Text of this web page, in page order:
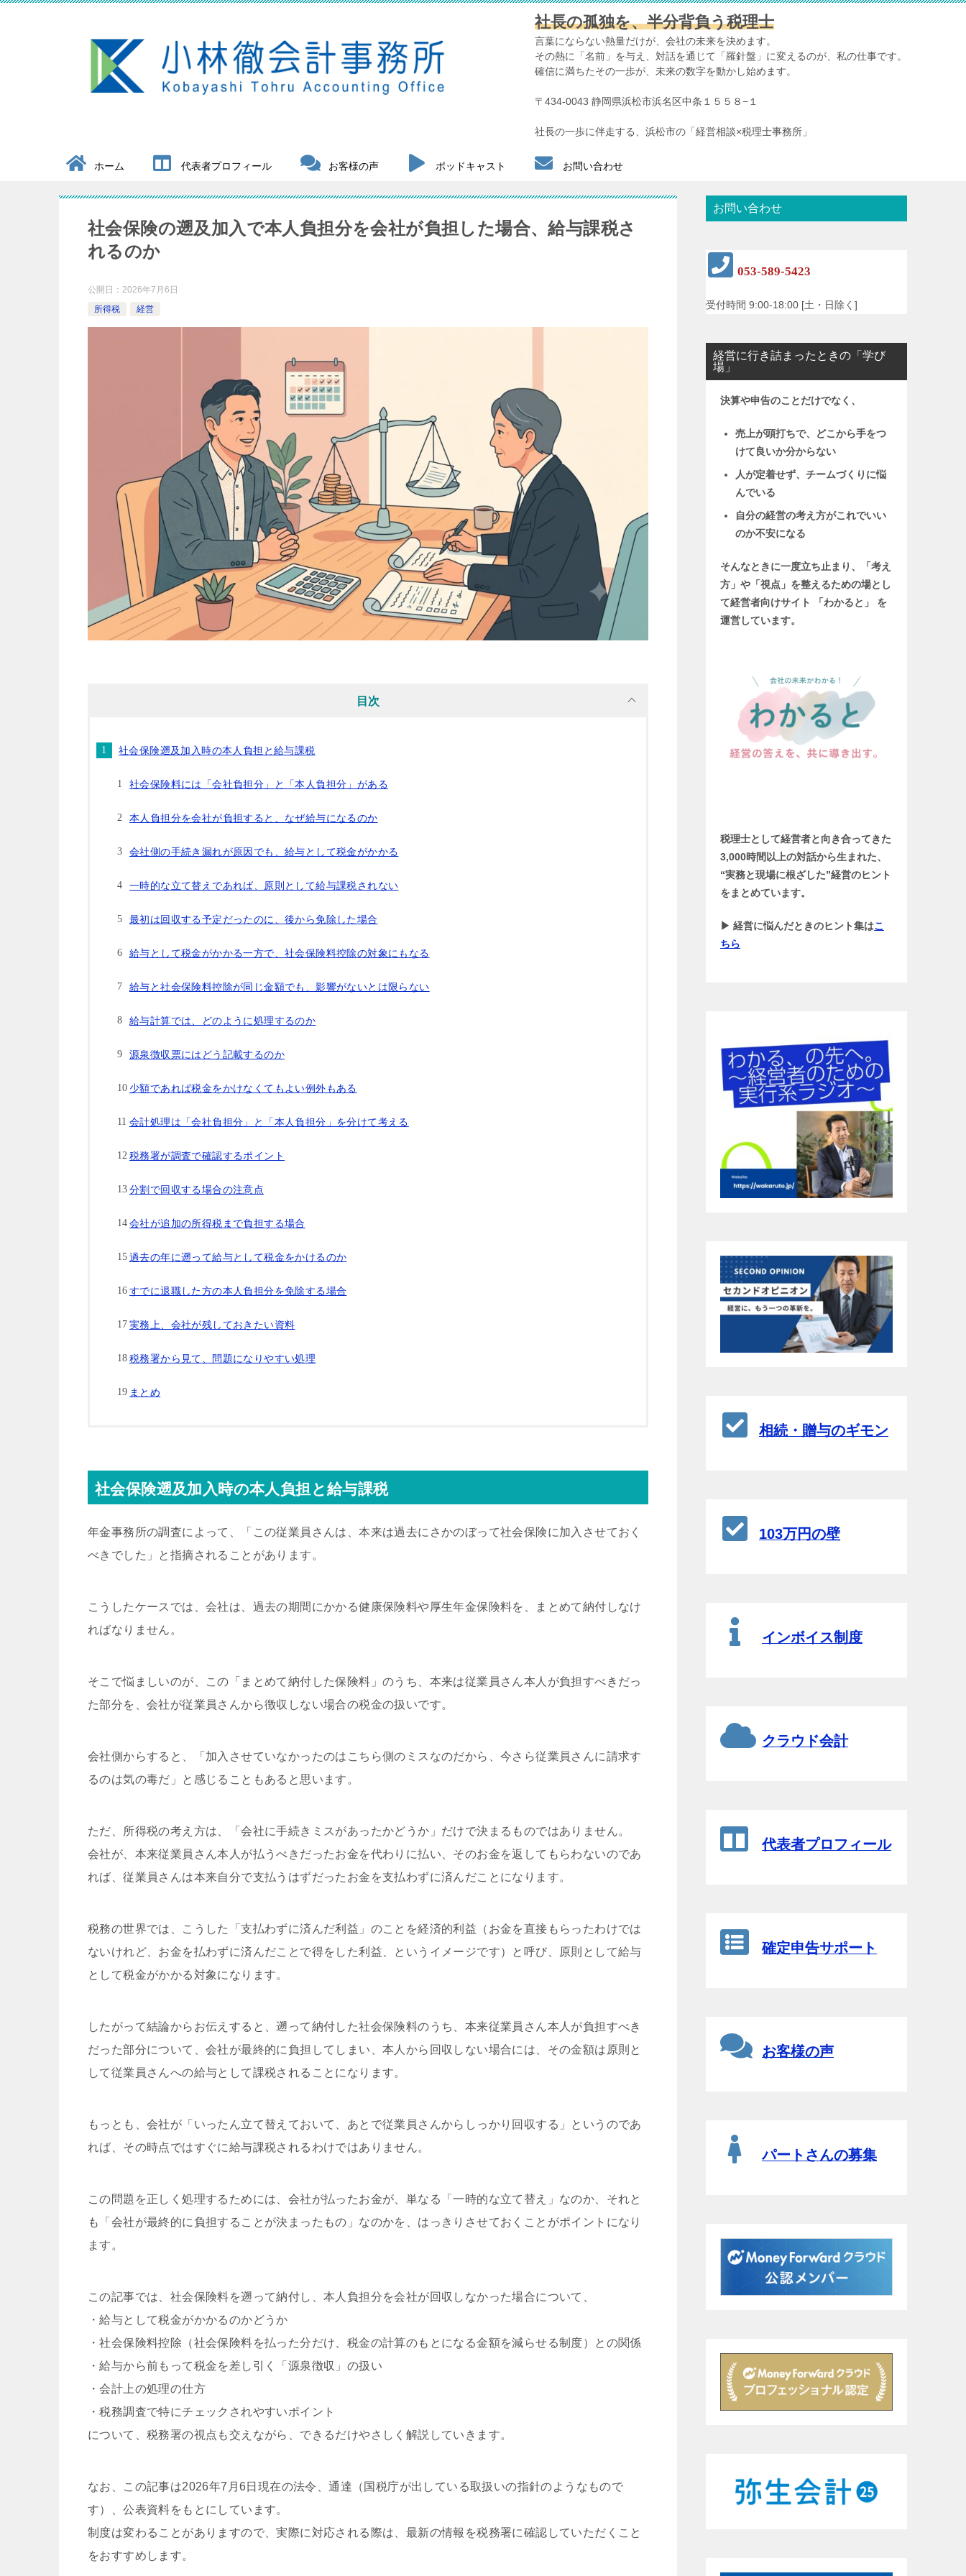
社長の孤独を、半分背負う税理士
言葉にならない熱量だけが、会社の未来を決めます。
その熱に「名前」を与え、対話を通じて「羅針盤」に変えるのが、私の仕事です。
確信に満ちたその一歩が、未来の数字を動かし始めます。
〒434-0043 静岡県浜松市浜名区中条１５５８−１
社長の一歩に伴走する、浜松市の「経営相談×税理士事務所」
ホーム 代表者プロフィール お客様の声 ポッドキャスト お問い合わせ
社会保険の遡及加入で本人負担分を会社が負担した場合、給与課税さ
れるのか
公開日： 2026年7月6日
所得税
経営
目次
社会保険遡及加入時の本人負担と給与課税
社会保険料には「会社負担分」と「本人負担分」がある
本人負担分を会社が負担すると、なぜ給与になるのか
会社側の手続き漏れが原因でも、給与として税金がかかる
一時的な立て替えであれば、原則として給与課税されない
最初は回収する予定だったのに、後から免除した場合
給与として税金がかかる一方で、社会保険料控除の対象にもなる
給与と社会保険料控除が同じ金額でも、影響がないとは限らない
給与計算では、どのように処理するのか
源泉徴収票にはどう記載するのか
少額であれば税金をかけなくてもよい例外もある
会計処理は「会社負担分」と「本人負担分」を分けて考える
税務署が調査で確認するポイント
分割で回収する場合の注意点
会社が追加の所得税まで負担する場合
過去の年に遡って給与として税金をかけるのか
すでに退職した方の本人負担分を免除する場合
実務上、会社が残しておきたい資料
税務署から見て、問題になりやすい処理
まとめ
社会保険遡及加入時の本人負担と給与課税
年金事務所の調査によって、「この従業員さんは、本来は過去にさかのぼって社会保険に加入させておく
べきでした」と指摘されることがあります。
こうしたケースでは、会社は、過去の期間にかかる健康保険料や厚生年金保険料を、まとめて納付しなけ
ればなりません。
そこで悩ましいのが、この「まとめて納付した保険料」のうち、本来は従業員さん本人が負担すべきだっ
た部分を、会社が従業員さんから徴収しない場合の税金の扱いです。
会社側からすると、「加入させていなかったのはこちら側のミスなのだから、今さら従業員さんに請求す
るのは気の毒だ」と感じることもあると思います。
ただ、所得税の考え方は、「会社に手続きミスがあったかどうか」だけで決まるものではありません。
会社が、本来従業員さん本人が払うべきだったお金を代わりに払い、そのお金を返してもらわないのであ
れば、従業員さんは本来自分で支払うはずだったお金を支払わずに済んだことになります。
税務の世界では、こうした「支払わずに済んだ利益」のことを経済的利益（お金を直接もらったわけでは
ないけれど、お金を払わずに済んだことで得をした利益、というイメージです）と呼び、原則として給与
として税金がかかる対象になります。
したがって結論からお伝えすると、遡って納付した社会保険料のうち、本来従業員さん本人が負担すべき
だった部分について、会社が最終的に負担してしまい、本人から回収しない場合には、その金額は原則と
して従業員さんへの給与として課税されることになります。
もっとも、会社が「いったん立て替えておいて、あとで従業員さんからしっかり回収する」というのであ
れば、その時点ではすぐに給与課税されるわけではありません。
この問題を正しく処理するためには、会社が払ったお金が、単なる「一時的な立て替え」なのか、それと
も「会社が最終的に負担することが決まったもの」なのかを、はっきりさせておくことがポイントになり
ます。
この記事では、社会保険料を遡って納付し、本人負担分を会社が回収しなかった場合について、
・給与として税金がかかるのかどうか
・社会保険料控除（社会保険料を払った分だけ、税金の計算のもとになる金額を減らせる制度）との関係
・給与から前もって税金を差し引く「源泉徴収」の扱い
・会計上の処理の仕方
・税務調査で特にチェックされやすいポイント
について、税務署の視点も交えながら、できるだけやさしく解説していきます。
なお、この記事は2026年7月6日現在の法令、通達（国税庁が出している取扱いの指針のようなもので
す）、公表資料をもとにしています。
制度は変わることがありますので、実際に対応される際は、最新の情報を税務署に確認していただくこと
をおすすめします。
お問い合わせ
053-589-5423
受付時間 9:00-18:00 [土・日除く]
経営に行き詰まったときの「学び
場」
決算や申告のことだけでなく、
売上が頭打ちで、どこから手をつ
けて良いか分からない
人が定着せず、チームづくりに悩
んでいる
自分の経営の考え方がこれでいい
のか不安になる
そんなときに一度立ち止まり、「考え
方」や「視点」を整えるための場とし
て経営者向けサイト 「わかると」 を
運営しています。
税理士として経営者と向き合ってきた
3,000時間以上の対話から生まれた、
“実務と現場に根ざした”経営のヒント
をまとめています。
▶ 経営に悩んだときのヒント集はこ
ちら
相続・贈与のギモン
103万円の壁
インボイス制度
クラウド会計
代表者プロフィール
確定申告サポート
お客様の声
パートさんの募集